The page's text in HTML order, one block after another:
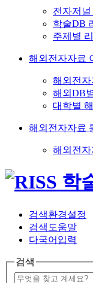
전자저널
학술DB
주제별
해외전자자료
해외전자
해외DB
대학별
해외전자자료
해외전자
검색환경설정
검색도움말
다국어입력
검색